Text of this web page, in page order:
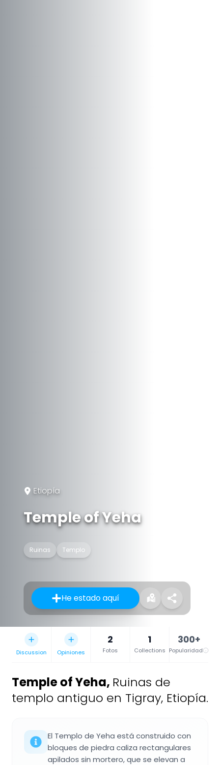
Etiopía
Temple of Yeha
Ruinas Templo
He estado aquí
Discussion Opiniones
2
Fotos
1
Collections
300+
Popularidad
Temple of Yeha, Ruinas de
templo antiguo en Tigray, Etiopía.
El Templo de Yeha está construido con
bloques de piedra caliza rectangulares
apilados sin mortero, que se elevan a